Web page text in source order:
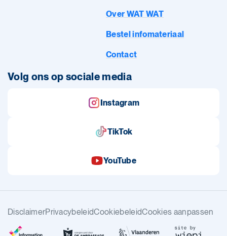
Over WAT WAT
Bestel infomateriaal
Contact
Volg ons op sociale media
Instagram
TikTok
YouTube
DisclaimerPrivacybeleidCookiebeleidCookies aanpassen